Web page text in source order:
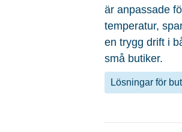
är anpassade
temperatur,
en trygg drift i
små butiker.
Lösningar för